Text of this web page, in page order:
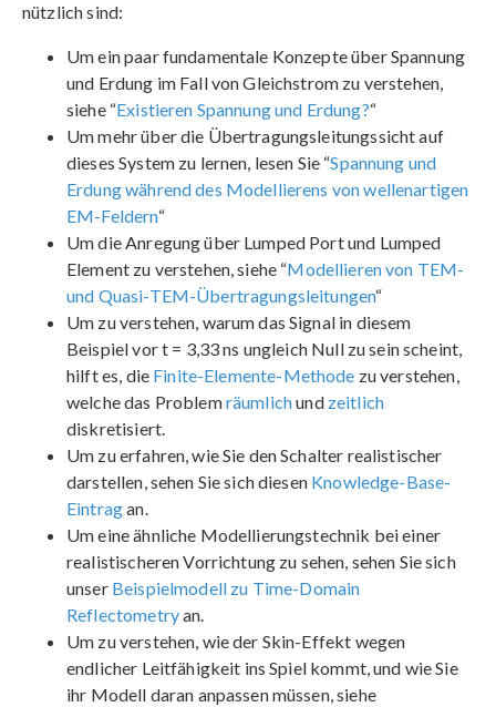
nützlich sind:
Um ein paar fundamentale Konzepte über Spannung
und Erdung im Fall von Gleichstrom zu verstehen,
siehe “Existieren Spannung und Erdung?“
Um mehr über die Übertragungsleitungssicht auf
dieses System zu lernen, lesen Sie “Spannung und
Erdung während des Modellierens von wellenartigen
EM-Feldern“
Um die Anregung über Lumped Port und Lumped
Element zu verstehen, siehe “Modellieren von TEM-
und Quasi-TEM-Übertragungsleitungen“
Um zu verstehen, warum das Signal in diesem
Beispiel vor t = 3,33 ns ungleich Null zu sein scheint,
hilft es, die Finite-Elemente-Methode zu verstehen,
welche das Problemräumlichund zeitlich
diskretisiert.
Um zu erfahren, wie Sie den Schalter realistischer
darstellen, sehen Sie sich diesen Knowledge-Base-
Eintragan.
Um eine ähnliche Modellierungstechnik bei einer
realistischeren Vorrichtung zu sehen, sehen Sie sich
unser Beispielmodell zu Time-Domain
Reflectometryan.
Um zu verstehen, wie der Skin-Effekt wegen
endlicher Leitfähigkeit ins Spiel kommt, und wie Sie
ihr Modell daran anpassen müssen, siehe